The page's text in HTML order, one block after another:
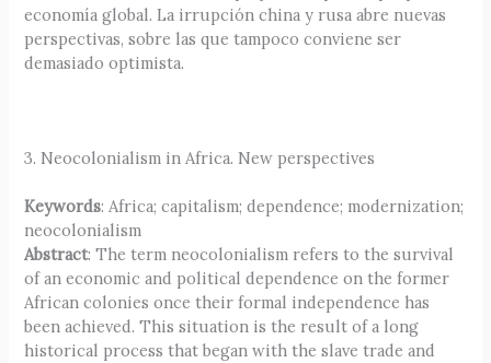
economía global. La irrupción china y rusa abre nuevas
perspectivas, sobre las que tampoco conviene ser
demasiado optimista.
3. Neocolonialism in Africa. New perspectives
Keywords: Africa; capitalism; dependence; modernization;
neocolonialism
Abstract: The term neocolonialism refers to the survival
of an economic and political dependence on the former
African colonies once their formal independence has
been achieved. This situation is the result of a long
historical process that began with the slave trade and